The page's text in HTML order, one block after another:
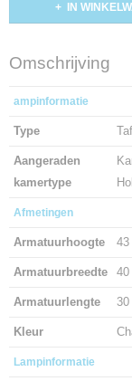
IN
Omschrijving
ampinformatie
Type
Aangeraden
kamertype
Afmetingen
Armatuurhoogte 43
Armatuurbreedte 40
Armatuurlengte
Kleur
Lampinformatie